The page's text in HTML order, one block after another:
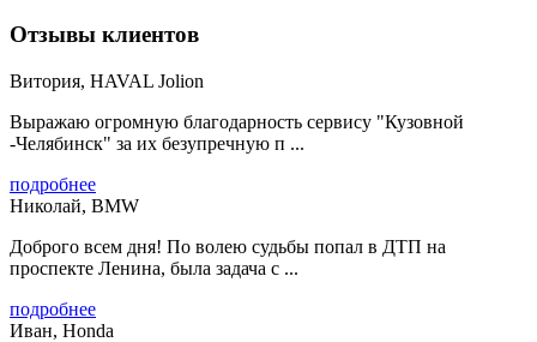
Отзывы клиентов
Витория, HAVAL Jolion
Выражаю огромную благодарность сервису "Кузовной
-Челябинск" за их безупречную п ...
подробнее
Николай, BMW
Доброго всем дня! По волею судьбы попал в ДТП на
проспекте Ленина, была задача с ...
подробнее
Иван, Honda